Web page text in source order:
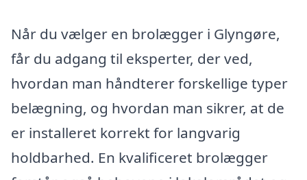
Når du vælger en brolægger i Glyngøre,
får du adgang til eksperter, der ved,
hvordan man håndterer forskellige typer
belægning, og hvordan man sikrer, at de
er installeret korrekt for langvarig
holdbarhed. En kvalificeret brolægger